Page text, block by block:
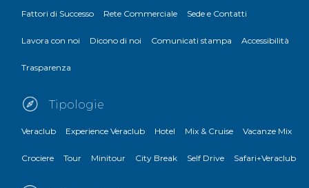
Fattori di Successo Rete Commerciale Sede e Contatti
Lavora con noi Dicono di noi Comunicati stampa Accessibilità
Trasparenza
Tipologie
Veraclub Experience Veraclub Hotel Mix & Cruise Vacanze Mix
Crociere Tour Minitour City Break Self Drive Safari+Veraclub